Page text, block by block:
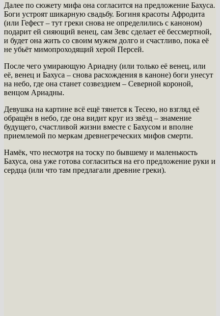
Далее по сюжету мифа она согласится на предложение Бахуса.
Боги устроят шикарную свадьбу. Богиня красоты Афродита
(или Гефест – тут греки снова не определились с каноном)
подарит ей сияющий венец, сам Зевс сделает её бессмертной,
и будет она жить со своим мужем долго и счастливо, пока её
не убьёт мимопроходящий херой Персей.
После чего умирающую Ариадну (или только её венец, или
её, венец и Бахуса – снова расхождения в каноне) боги унесут
на небо, где она станет созвездием – Северной короной,
венцом Ариадны.
Девушка на картине всё ещё тянется к Тесею, но взгляд её
обращён в небо, где она видит круг из звёзд – знамение
будущего, счастливой жизни вместе с Бахусом и вполне
приемлемой по меркам древнегреческих мифов смерти.
Намёк, что несмотря на тоску по бывшему и маленькость
Бахуса, она уже готова согласиться на его предложение руки и
сердца (или что там предлагали древние греки).